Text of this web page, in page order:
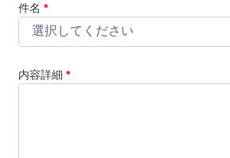
件名 *
内容詳細 *